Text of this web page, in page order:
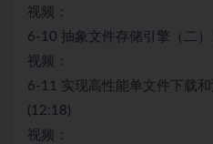
视频：
6-10 抽象文件存储引擎（二
视频：
6-11 实现高性能单文件下载
(12:18)
视频：